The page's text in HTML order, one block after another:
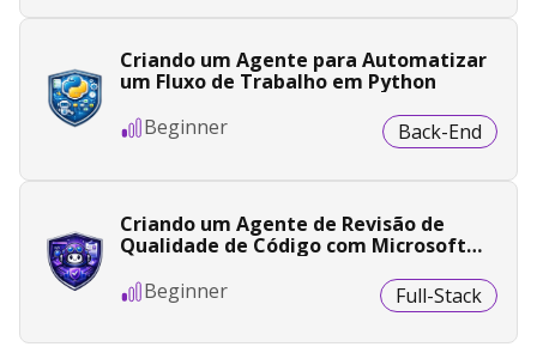
Criando um Agente para Automatizar
um Fluxo de Trabalho em Python
Beginner
Back-End
Criando um Agente de Revisão de
Qualidade de Código com Microsoft
Beginner
Full-Stack